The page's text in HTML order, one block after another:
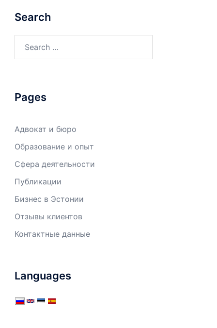
Search
Pages
Адвокат и бюро
Образование и опыт
Сфера деятельности
Публикации
Бизнес в Эстонии
Отзывы клиентов
Контактные данные
Languages